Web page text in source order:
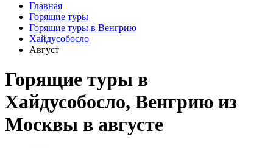
Главная
Горящие туры
Горящие туры в Венгрию
Хайдусобосло
Август
Горящие туры в
Хайдусобосло, Венгрию из
Москвы в августе